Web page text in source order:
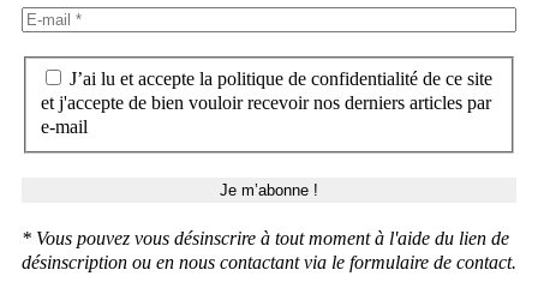
J’ai lu et accepte la politique de confidentialité de ce site
et j'accepte de bien vouloir recevoir nos derniers articles par
e-mail
* Vous pouvez vous désinscrire à tout moment à l'aide du lien de
désinscription ou en nous contactant via le formulaire de contact.